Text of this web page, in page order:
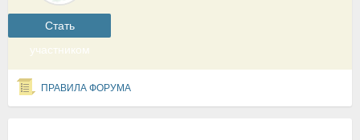
Cтать
участником
ПРАВИЛА ФОРУМА